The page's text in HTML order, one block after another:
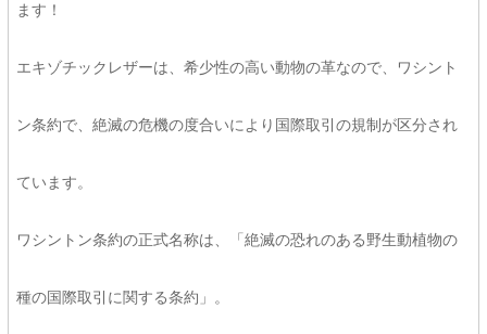
ます！
エキゾチックレザーは、希少性の高い動物の革なので、ワシント
ン条約で、絶滅の危機の度合いにより国際取引の規制が区分され
ています。
ワシントン条約の正式名称は、「絶滅の恐れのある野生動植物の
種の国際取引に関する条約」。